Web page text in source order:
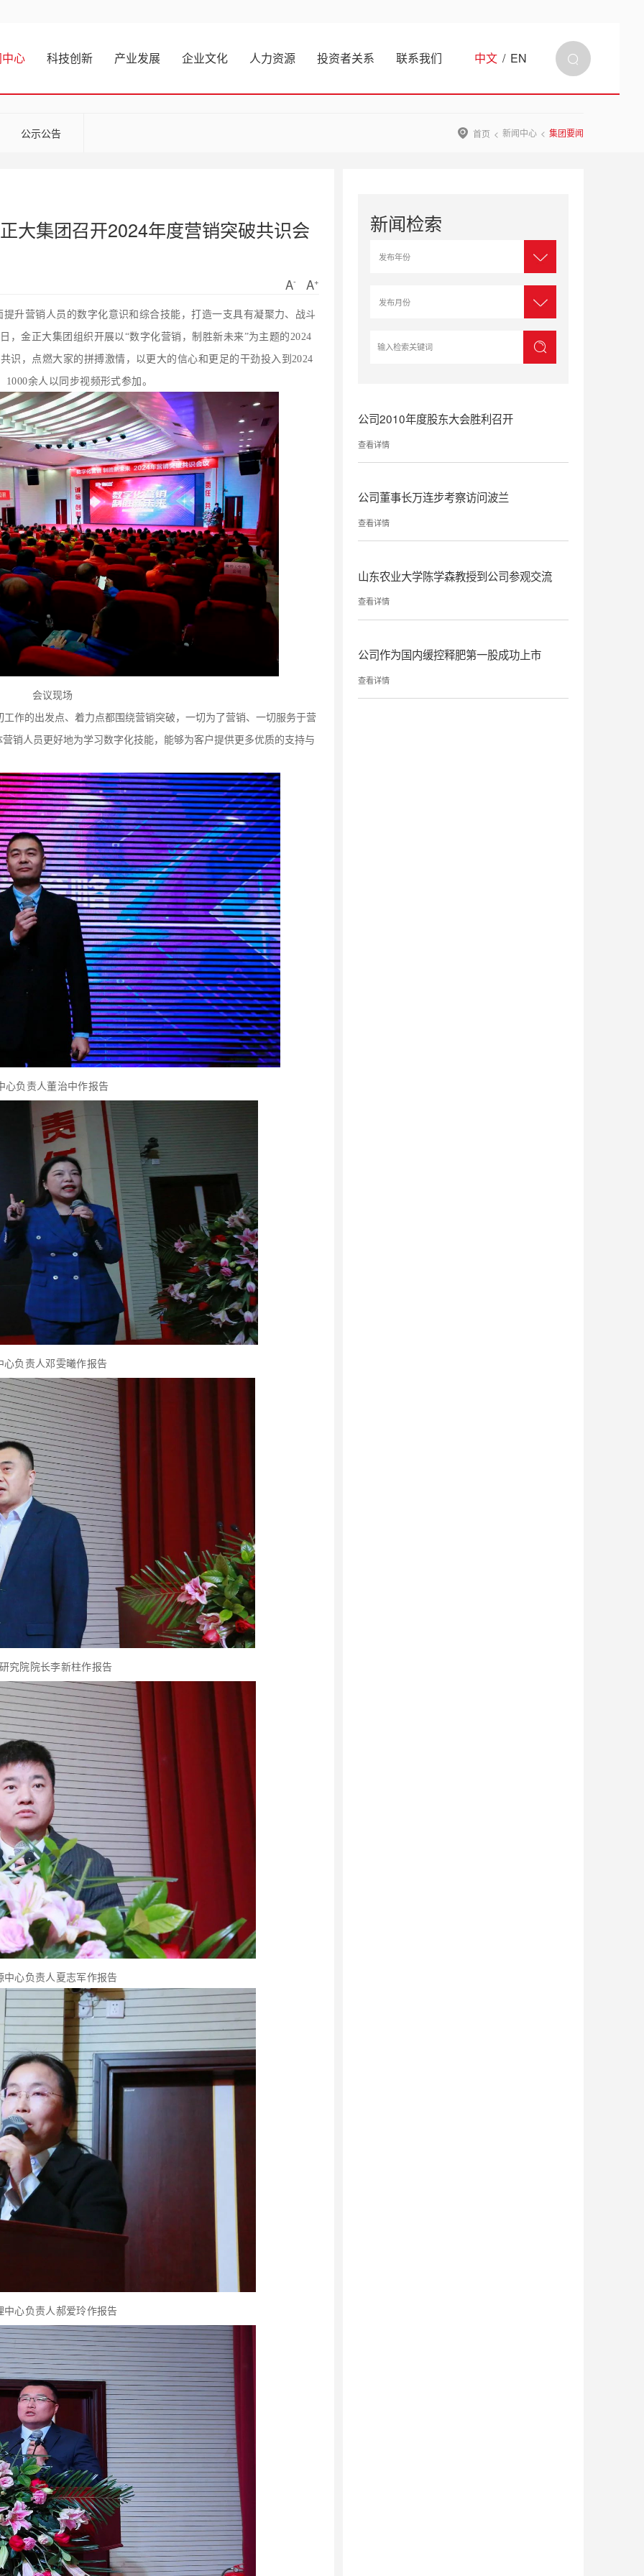
心 科技创新 产业发展 企业文化 人力资源 投资者关系 联系我们 中文 / EN
公示公告 首页 新闻中心 集团要闻
集团召开2024年度营销突破共识会
A- A+
升营销人员的数字化意识和综合技能，打造一支具有凝聚力、战斗
，金正大集团组织开展以“数字化营销，制胜新未来”为主题的2024
识，点燃大家的拼搏激情，以更大的信心和更足的干劲投入到2024
余人以同步视频形式参加。
会议现场
工作的出发点、着力点都围绕营销突破，一切为了营销、一切服务于营
销人员更好地为学习数字化技能，能够为客户提供更多优质的支持与
心负责人董治中作报告
心负责人邓雯曦作报告
究院院长李新柱作报告
中心负责人夏志军作报告
中心负责人郝爱玲作报告
新闻检索
公司2010年度股东大会胜利召开
查看详情
公司董事长万连步考察访问波兰
查看详情
山东农业大学陈学森教授到公司参观交流
查看详情
公司作为国内缓控释肥第一股成功上市
查看详情